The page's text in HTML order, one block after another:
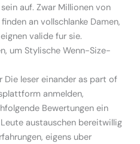
auf. Zwar Millionen von
an vollschlanke Damen,
valide fur sie.
um Stylische Wenn-Size-
Die leser einander as part of
anmelden,
Bewertungen ein
austauschen bereitwillig
eigens uber